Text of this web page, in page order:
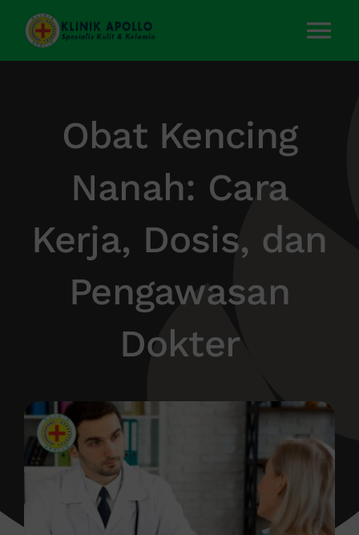
Skip
content
Layanan Kami
Tentang Kami
Artikel
Kontak Kami
Obat Kencing
Nanah: Cara
Kerja, Dosis, dan
Pengawasan
Dokter